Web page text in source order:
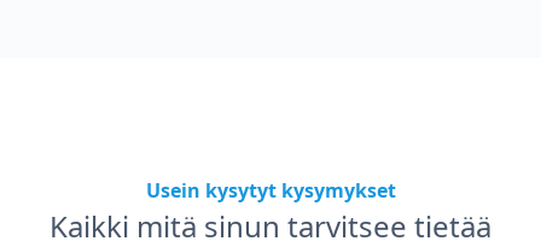
Usein kysytyt kysymykset
Kaikki mitä sinun tarvitsee tietää